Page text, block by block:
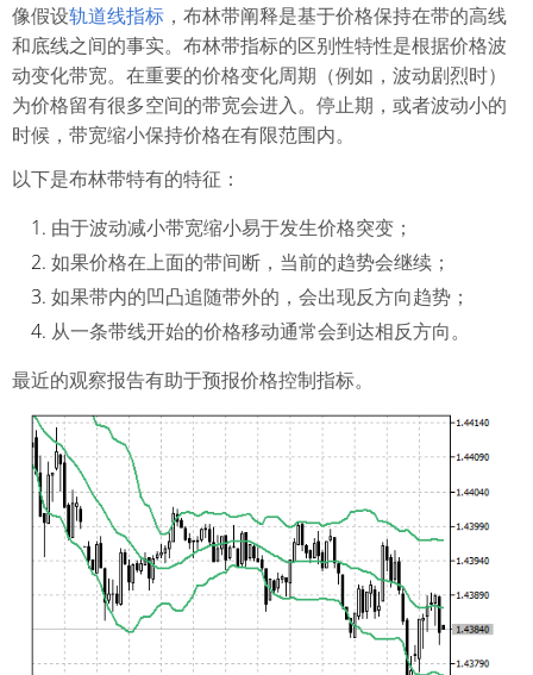
像假设轨道线指标 ，布林带阐释是基于价格保持在带的高线
和底线之间的事实。布林带指标的区别性特性是根据价格波
动变化带宽。在重要的价格变化周期（例如，波动剧烈时）
为价格留有很多空间的带宽会进入。停止期，或者波动小的
时候，带宽缩小保持价格在有限范围内。
以下是布林带特有的特征：
由于波动减小带宽缩小易于发生价格突变；
如果价格在上面的带间断，当前的趋势会继续；
如果带内的凹凸追随带外的，会出现反方向趋势；
从一条带线开始的价格移动通常会到达相反方向。
最近的观察报告有助于预报价格控制指标。